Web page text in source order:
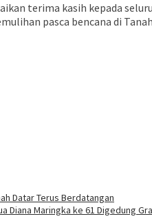
terima kasih kepada
pasca bencana di
Datar Terus Berdatangan
Diana Maringka ke 61 Digedung